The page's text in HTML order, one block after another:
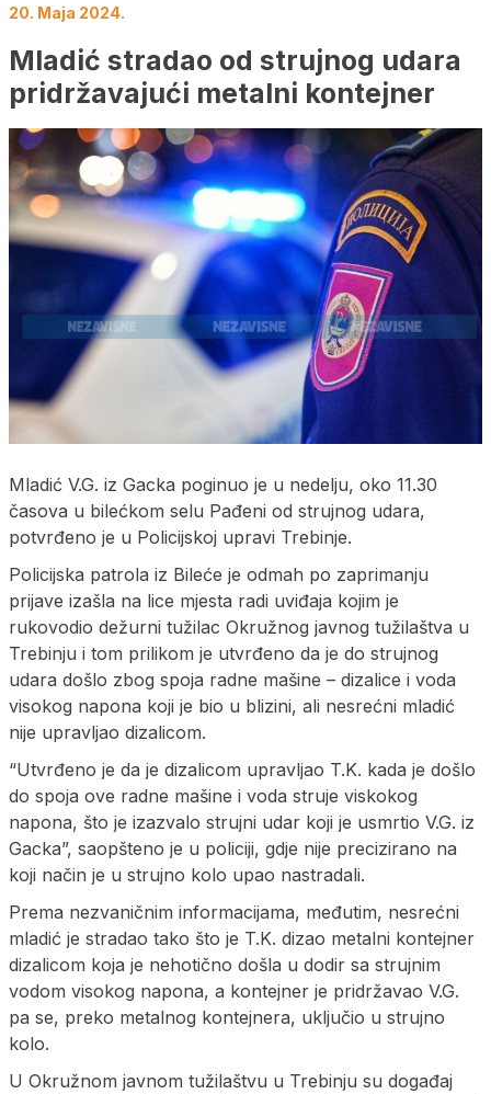
20. Maja 2024.
Mladić stradao od strujnog udara
pridržavajući metalni kontejner
Mladić V.G. iz Gacka poginuo je u nedelju, oko 11.30
časova u bilećkom selu Pađeni od strujnog udara,
potvrđeno je u Policijskoj upravi Trebinje.
Policijska patrola iz Bileće je odmah po zaprimanju
prijave izašla na lice mjesta radi uviđaja kojim je
rukovodio dežurni tužilac Okružnog javnog tužilaštva u
Trebinju i tom prilikom je utvrđeno da je do strujnog
udara došlo zbog spoja radne mašine – dizalice i voda
visokog napona koji je bio u blizini, ali nesrećni mladić
nije upravljao dizalicom.
“Utvrđeno je da je dizalicom upravljao T.K. kada je došlo
do spoja ove radne mašine i voda struje viskokog
napona, što je izazvalo strujni udar koji je usmrtio V.G. iz
Gacka”, saopšteno je u policiji, gdje nije precizirano na
koji način je u strujno kolo upao nastradali.
Prema nezvaničnim informacijama, međutim, nesrećni
mladić je stradao tako što je T.K. dizao metalni kontejner
dizalicom koja je nehotično došla u dodir sa strujnim
vodom visokog napona, a kontejner je pridržavao V.G.
pa se, preko metalnog kontejnera, uključio u strujno
kolo.
U Okružnom javnom tužilaštvu u Trebinju su događaj